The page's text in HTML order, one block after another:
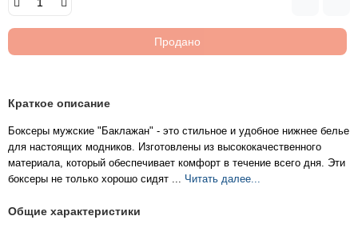
Продано
Краткое описание
Боксеры мужские "Баклажан" - это стильное и удобное нижнее белье
для настоящих модников. Изготовлены из высококачественного
материала, который обеспечивает комфорт в течение всего дня. Эти
боксеры не только хорошо сидят ... Читать далее...
Общие характеристики